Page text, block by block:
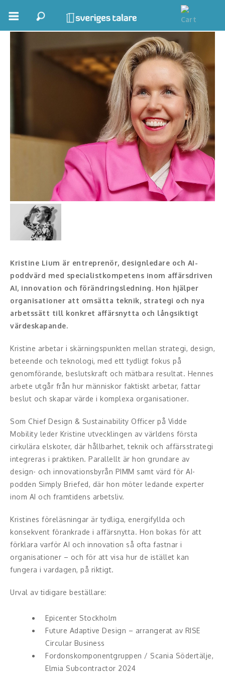
Samhällsnytta
Personlig utveckling, målsättning
Life Stories & Trivsel
Moderator, konferencier
Moderator
Workshopledare, facilitator
Radio och TV-profiler
Underhållning och event
Humoristiska föredrag
Ljus och belysning
Konst
Musiker
Something a Little Different
Underhållning
Affärsnytta
Effektivitet, framgång
Framtid, trender
Försäljning, marknadsföring, service,
kundfokus
Förändring, organisation,
organisationsutveckling
Kristine Lium
Kristine Lium är entreprenör, designledare och AI-
poddvärd med specialistkompetens inom affärsdriven
AI, innovation och förändringsledning. Hon hjälper
organisationer att omsätta teknik, strategi och nya
arbetssätt till konkret affärsnytta och långsiktigt
värdeskapande.
Kristine arbetar i skärningspunkten mellan strategi, design,
beteende och teknologi, med ett tydligt fokus på
genomförande, beslutskraft och mätbara resultat. Hennes
arbete utgår från hur människor faktiskt arbetar, fattar
beslut och skapar värde i komplexa organisationer.
Som Chief Design & Sustainability Officer på Vidde
Mobility leder Kristine utvecklingen av världens första
cirkulära elskoter, där hållbarhet, teknik och affärsstrategi
integreras i praktiken. Parallellt är hon grundare av
design- och innovationsbyrån PIMM samt värd för AI-
podden Simply Briefed, där hon möter ledande experter
inom AI och framtidens arbetsliv.
Kristines föreläsningar är tydliga, energifyllda och
konsekvent förankrade i affärsnytta. Hon bokas för att
förklara varför AI och innovation så ofta fastnar i
organisationer – och för att visa hur de istället kan
fungera i vardagen, på riktigt.
Urval av tidigare beställare:
Epicenter Stockholm
Future Adaptive Design – arrangerat av RISE
Circular Business
Fordonskomponentgruppen / Scania Södertälje,
Elmia Subcontractor 2024